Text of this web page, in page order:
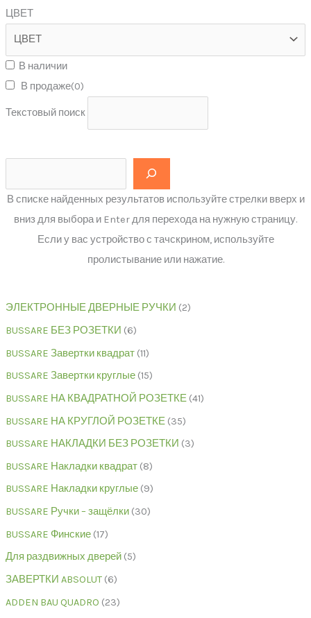
ЦВЕТ
В наличии
В продаже(0)
Текстовый поиск
В списке найденных результатов используйте стрелки вверх и
вниз для выбора и Enter для перехода на нужную страницу.
Если у вас устройство с тачскрином, используйте
пролистывание или нажатие.
ЭЛЕКТРОННЫЕ ДВЕРНЫЕ РУЧКИ 2
BUSSARE БЕЗ РОЗЕТКИ 6
BUSSARE Завертки квадрат 11
BUSSARE Завертки круглые 15
BUSSARE НА КВАДРАТНОЙ РОЗЕТКЕ 41
BUSSARE НА КРУГЛОЙ РОЗЕТКЕ 35
BUSSARE НАКЛАДКИ БЕЗ РОЗЕТКИ 3
BUSSARE Накладки квадрат 8
BUSSARE Накладки круглые 9
BUSSARE Ручки – защёлки 30
BUSSARE Финские 17
Для раздвижных дверей 5
ЗАВЕРТКИ ABSOLUT 6
ADDEN BAU QUADRO 23